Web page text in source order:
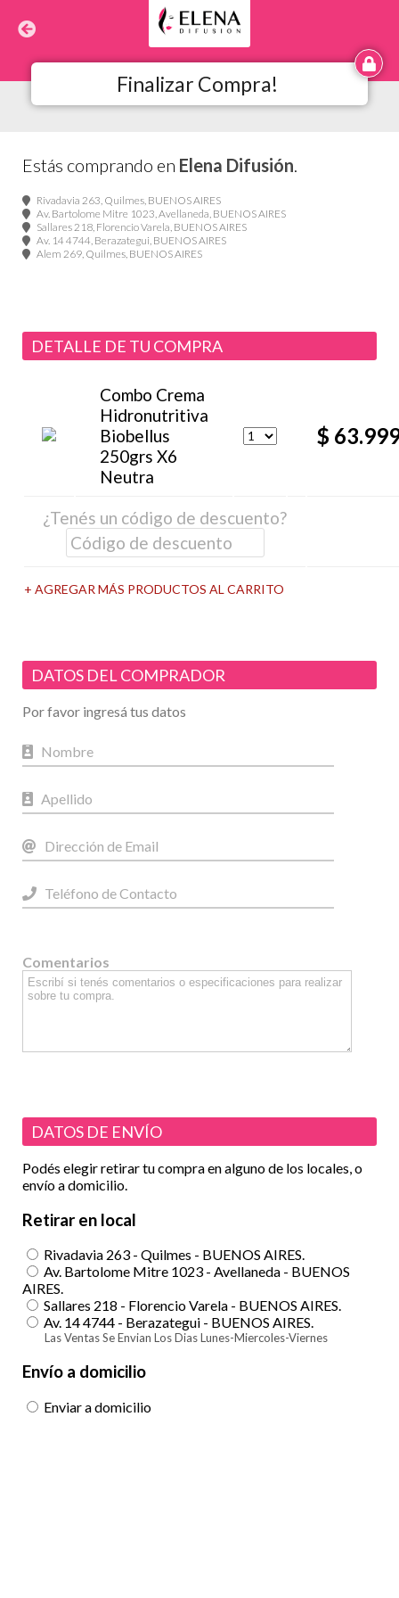
Finalizar Compra!
Estás comprando en Elena Difusión.
Rivadavia 263, Quilmes, BUENOS AIRES
Av. Bartolome Mitre 1023, Avellaneda, BUENOS AIRES
Sallares 218, Florencio Varela, BUENOS AIRES
Av. 14 4744, Berazategui, BUENOS AIRES
Alem 269, Quilmes, BUENOS AIRES
DETALLE DE TU COMPRA
Combo Crema
Hidronutritiva
Biobellus
250grs X6
Neutra
$
¿Tenés un código de descuento?
+ AGREGAR MÁS PRODUCTOS AL CARRITO
DATOS DEL COMPRADOR
Por favor ingresá tus datos
Comentarios
DATOS DE ENVÍO
Podés elegir retirar tu compra en alguno de los locales, o
envío a domicilio.
Retirar en local
Rivadavia 263 - Quilmes - BUENOS AIRES.
Av. Bartolome Mitre 1023 - Avellaneda - BUENOS
AIRES.
Sallares 218 - Florencio Varela - BUENOS AIRES.
Av. 14 4744 - Berazategui - BUENOS AIRES.
Las Ventas Se Envian Los Dias Lunes-Miercoles-Viernes
Envío a domicilio
Enviar a domicilio